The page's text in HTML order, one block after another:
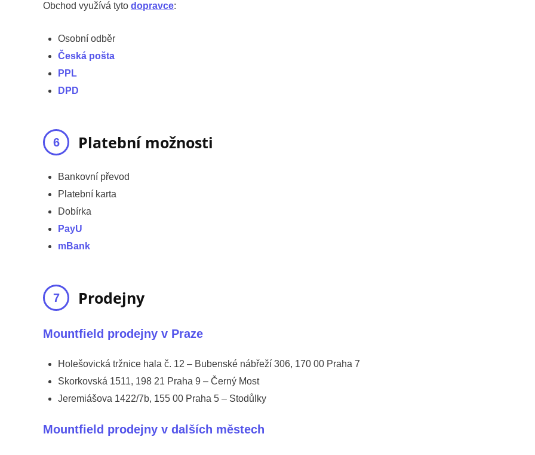
Obchod využívá tyto dopravce:
Osobní odběr
Česká pošta
PPL
DPD
Platební možnosti
Bankovní převod
Platební karta
Dobírka
PayU
mBank
Prodejny
Mountfield prodejny v Praze
Holešovická tržnice hala č. 12 – Bubenské nábřeží 306, 170 00 Praha 7
Skorkovská 1511, 198 21 Praha 9 – Černý Most
Jeremiášova 1422/7b, 155 00 Praha 5 – Stodůlky
Mountfield prodejny v dalších městech